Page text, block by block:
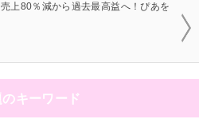
売上80％減から過去最高益へ！ぴあを
キーワード